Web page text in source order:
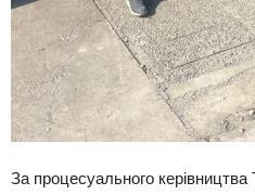
За процесуального керівництва